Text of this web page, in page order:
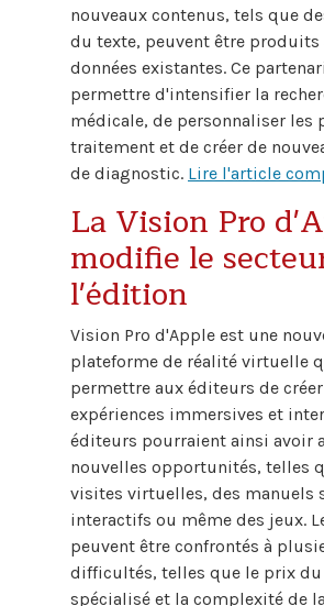
nouveaux contenus, tels que
du texte, peuvent être produits
données existantes. Ce
permettre d'intensifier la
médicale, de personnaliser les
traitement et de créer de
de diagnostic. Lire l'article
La Vision Pro
modifie le
l'édition
Vision Pro d'Apple est une
plateforme de réalité virtuelle
permettre aux éditeurs de
expériences immersives et
éditeurs pourraient ainsi avoir
nouvelles opportunités, telles
visites virtuelles, des manuels
interactifs ou même des jeux.
peuvent être confrontés à
difficultés, telles que le prix
spécialisé et la complexité de